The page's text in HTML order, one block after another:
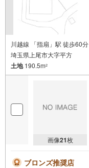
川越線 「指扇」駅 徒歩60分
埼玉県上尾市大字平方
土地190.5m2
画像21枚
ブロンズ推奨店